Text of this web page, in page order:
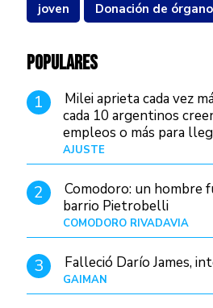
joven Donación de
POPULARES
1
Milei aprieta cada vez
cada 10 argentinos
empleos o más para
AJUSTE
2
Comodoro: un hombre
barrio Pietrobelli
COMODORO RIVADAVIA
3 Falleció Darío James,
GAIMAN